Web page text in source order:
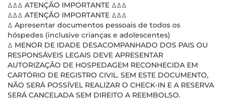
ꕔꕔꕔ ATENÇÃO IMPORTANTE ꕔꕔꕔ
ꕔꕔꕔ ATENÇÃO IMPORTANTE ꕔꕔꕔ
ꕔ Apresentar documentos pessoais de todos os
hóspedes (inclusive crianças e adolescentes)
ꕔ MENOR DE IDADE DESACOMPANHADO DOS PAIS OU
RESPONSÁVEIS LEGAIS DEVE APRESENTAR
AUTORIZAÇÃO DE HOSPEDAGEM RECONHECIDA EM
CARTÓRIO DE REGISTRO CIVIL. SEM ESTE DOCUMENTO,
NÃO SERÁ POSSÍVEL REALIZAR O CHECK-IN E A RESERVA
SERÁ CANCELADA SEM DIREITO A REEMBOLSO.